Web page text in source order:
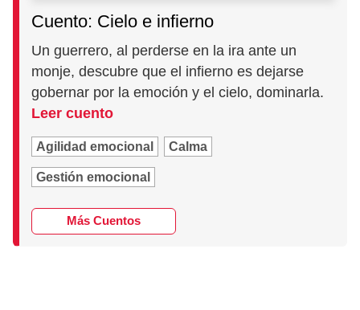
Cuento: Cielo e infierno
Un guerrero, al perderse en la ira ante un
monje, descubre que el infierno es dejarse
gobernar por la emoción y el cielo, dominarla.
Leer cuento
Agilidad emocional Calma
Gestión emocional
Más Cuentos